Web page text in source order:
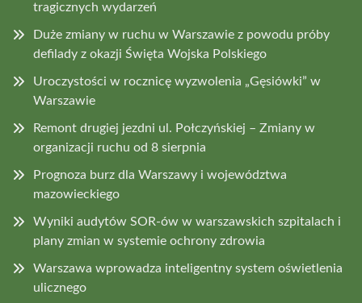
tragicznych wydarzeń
Duże zmiany w ruchu w Warszawie z powodu próby
defilady z okazji Święta Wojska Polskiego
Uroczystości w rocznicę wyzwolenia „Gęsiówki” w
Warszawie
Remont drugiej jezdni ul. Połczyńskiej – Zmiany w
organizacji ruchu od 8 sierpnia
Prognoza burz dla Warszawy i województwa
mazowieckiego
Wyniki audytów SOR-ów w warszawskich szpitalach i
plany zmian w systemie ochrony zdrowia
Warszawa wprowadza inteligentny system oświetlenia
ulicznego